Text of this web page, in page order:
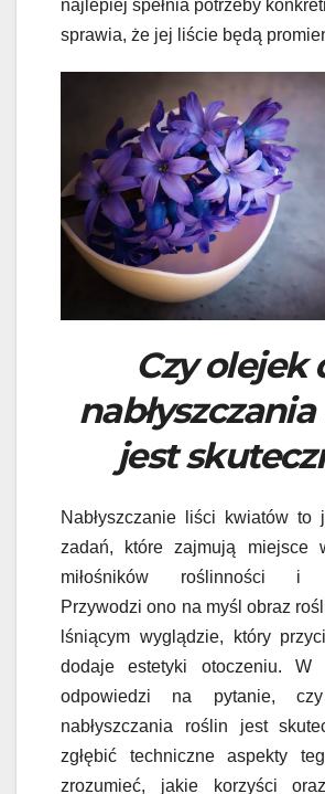
najlepiej spełnia potrzeby
sprawia, że jej liście będą
Czy olejek
jest
Nabłyszczanie liści kwiatów to
zadań, które zajmują miejsce
miłośników roślinności i
Przywodzi ono na myśl obraz
lśniącym wyglądzie, który
dodaje estetyki otoczeniu. W
odpowiedzi na pytanie,
nabłyszczania roślin jest
zgłębić techniczne aspekty
zrozumieć, jakie korzyści